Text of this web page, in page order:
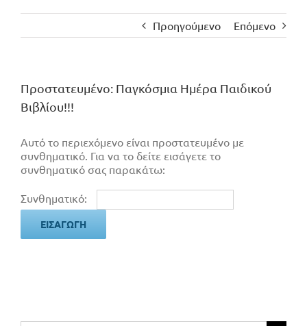
Προηγούμενο Επόμενο
Πρoστατευμένο: Παγκόσμια Ημέρα Παιδικού
Βιβλίου!!!
Αυτό το περιεχόμενο είναι προστατευμένο με
συνθηματικό. Για να το δείτε εισάγετε το
συνθηματικό σας παρακάτω:
Συνθηματικό: